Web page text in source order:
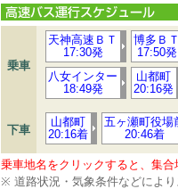
乗車
天神高速ＢＴ
17:30発
博多ＢＴ
17:50発
八女インター
18:49発
山都町
20:16発
下車
山都町
20:16着
五ヶ瀬町役場
20:46着
乗車地名をクリックすると、集合
※ 道路状況・気象条件などにより